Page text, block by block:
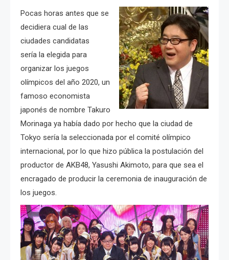
Pocas horas antes que se
decidiera cual de las
ciudades candidatas
sería la elegida para
organizar los juegos
olímpicos del año 2020, un
famoso economista
japonés de nombre Takuro
Morinaga ya había dado por hecho que la ciudad de
Tokyo sería la seleccionada por el comité olímpico
internacional, por lo que hizo pública la postulación del
productor de AKB48, Yasushi Akimoto, para que sea el
encragado de producir la ceremonia de inauguración de
los juegos.